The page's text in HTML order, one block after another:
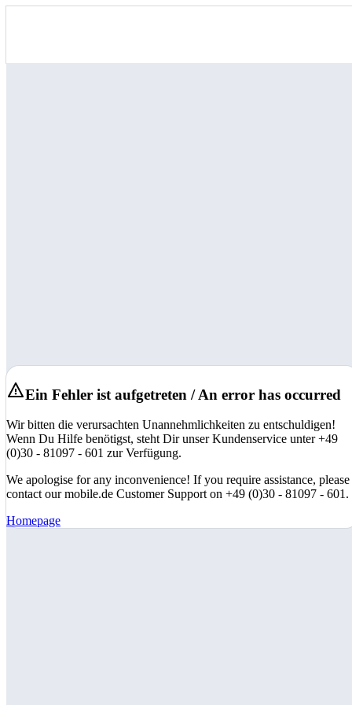
Ein Fehler ist aufgetreten / An error has occurred
Wir bitten die verursachten Unannehmlichkeiten zu entschuldigen!
Wenn Du Hilfe benötigst, steht Dir unser Kundenservice unter +49
(0)30 - 81097 - 601 zur Verfügung.
We apologise for any inconvenience! If you require assistance, please
contact our mobile.de Customer Support on +49 (0)30 - 81097 - 601.
Homepage